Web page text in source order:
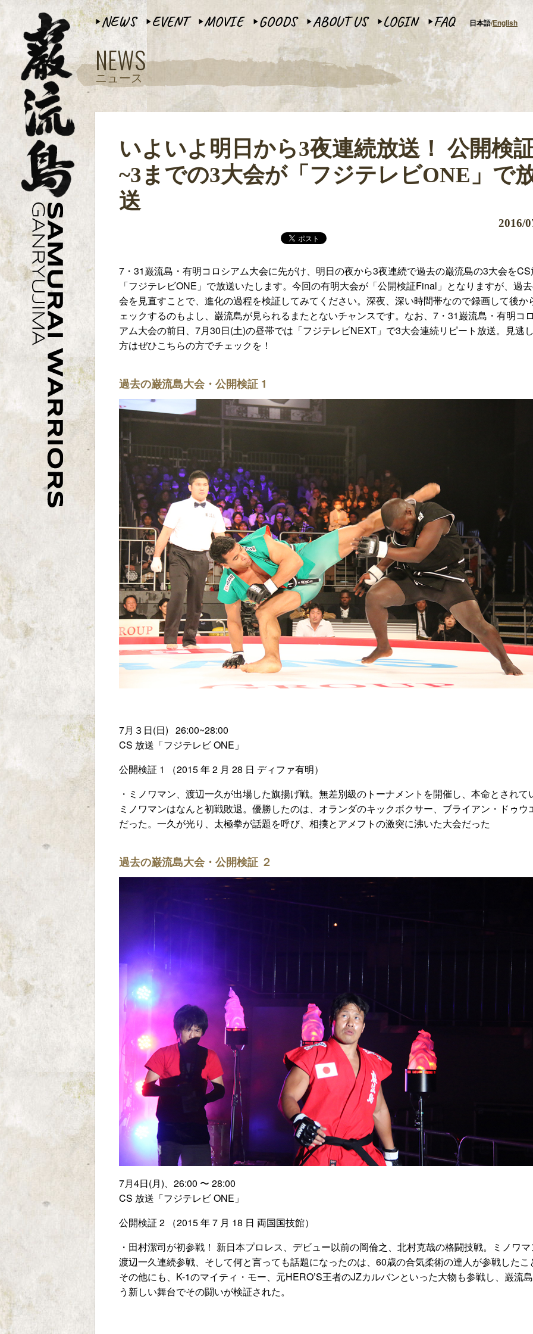
▶︎NEWS ▶︎ EVENT ▶︎MOVIE ▶︎ GOODS ▶︎ABOUT US ▶︎ LOGIN ▶︎FAQ 日本語English
NEWS
ニュース
いよいよ明日から3夜連続放送！ 公開検
~3までの3大会が「フジテレビONE」で
送
2016/
7・31巌流島・有明コロシアム大会に先がけ、明日の夜から3夜連続で過去の巌流島の3大会を
「フジテレビONE」で放送いたします。今回の有明大会が「公開検証Final」となりますが、過
会を見直すことで、進化の過程を検証してみてください。深夜、深い時間帯なので録画して後か
ェックするのもよし、巌流島が見られるまたとないチャンスです。なお、7・31巌流島・有明コ
アム大会の前日、7月30日(土)の昼帯では「フジテレビNEXT」で3大会連続リピート放送。見逃
方はぜひこちらの方でチェックを！
過去の巌流島大会・公開検証 1
7月３日(日) 26:00~28:00
CS 放送「フジテレビ ONE」
公開検証 1 （2015 年 2 月 28 日 ディファ有明）
・ミノワマン、渡辺一久が出場した旗揚げ戦。無差別級のトーナメントを開催し、本命とされて
ミノワマンはなんと初戦敗退。優勝したのは、オランダのキックボクサー、ブライアン・ドゥウ
だった。一久が光り、太極拳が話題を呼び、相撲とアメフトの激突に沸いた大会だった
過去の巌流島大会・公開検証 ２
7月4日(月)、26:00 〜 28:00
CS 放送「フジテレビ ONE」
公開検証 2 （2015 年 7 月 18 日 両国国技館）
・田村潔司が初参戦！ 新日本プロレス、デビュー以前の岡倫之、北村克哉の格闘技戦。ミノワ
渡辺一久連続参戦、そして何と言っても話題になったのは、60歳の合気柔術の達人が参戦したこ
その他にも、K-1のマイティ・モー、元HERO’S王者のJZカルバンといった大物も参戦し、巌流
う新しい舞台でその闘いが検証された。